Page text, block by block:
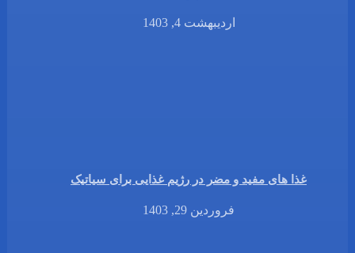
اردیبهشت 4, 1403
غذا های مفید و مضر در رژیم غذایی برای سیاتیک
فروردین 29, 1403